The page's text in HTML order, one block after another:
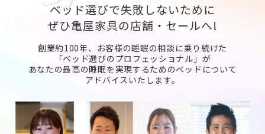
ベッド選びで失敗しないために
ぜひ亀屋家具の店舗・セールへ!
創業約100年、お客様の睡眠の相談に乗り続けた
「ベッド選びのプロフェッショナル」が
あなたの最高の睡眠を実現するためのベッドについて
アドバイスいたします。